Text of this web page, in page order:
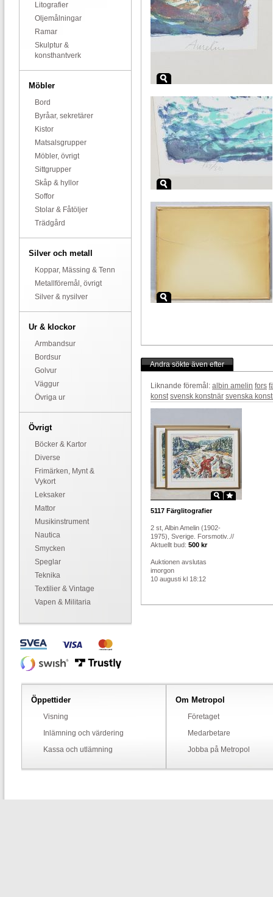
Litografier
Oljemålningar
Ramar
Skulptur &
konsthantverk
Möbler
Bord
Byråar, sekretärer
Kistor
Matsalsgrupper
Möbler, övrigt
Sittgrupper
Skåp & hyllor
Soffor
Stolar & Fåtöljer
Trädgård
Silver och metall
Koppar, Mässing & Tenn
Metallföremål, övrigt
Silver & nysilver
Ur & klockor
Armbandsur
Bordsur
Golvur
Väggur
Övriga ur
Övrigt
Böcker & Kartor
Diverse
Frimärken, Mynt &
Vykort
Leksaker
Mattor
Musikinstrument
Nautica
Smycken
Speglar
Teknika
Textilier & Vintage
Vapen & Militaria
Andra sökte även efter
Liknande föremål: albin amelin fors
konst svensk konstnär svenska
5117 Färglitografier
2 st, Albin Amelin (1902-
1975), Sverige. Forsmotiv..//
Aktuellt bud: 500 kr
Auktionen avslutas
imorgon
10 augusti kl 18:12
Öppettider
Visning
Inlämning och värdering
Kassa och utlämning
Om Metropol
Företaget
Medarbetare
Jobba på Metropol